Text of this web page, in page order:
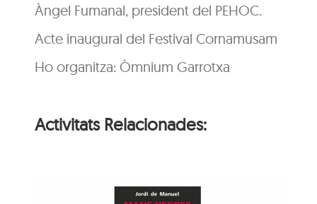
Àngel Fumanal, president del PEHOC.
Acte inaugural del Festival Cornamusam
Ho organitza: Òmnium Garrotxa
Activitats Relacionades: